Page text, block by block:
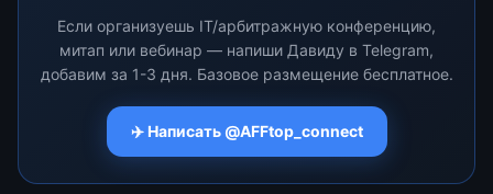
Если организуешь IT/арбитражную конференцию,
митап или вебинар — напиши Давиду в Telegram,
добавим за 1-3 дня. Базовое размещение бесплатное.
✈️ Написать @AFFtop_connect